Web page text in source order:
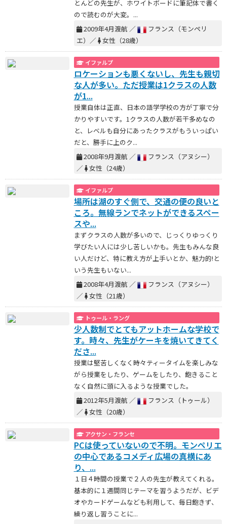
とんどの先生が、ホワイトボードに筆記体で書く
ので読むのが大変。...
2009年4月渡航 ／
フランス（モンペリ
エ）／ 女性（28歳）
イファルプ
ロケーションも悪くないし、先生も親切
な人が多い。ただ授業は1クラスの人数
が1...
授業自体は正直、日本の語学学校の方が丁寧で分
かりやすいです。1クラスの人数が若干多めなの
と、レベルも自分にあったクラスがもういっぱい
だと、勝手に上のク...
2008年9月渡航 ／
フランス（アヌシー）
／ 女性（24歳）
イファルプ
場所は湖のすぐ側で、交通の便の良いと
ころ。無線ランでネットができるスペー
スや...
まずクラスの人数が多いので、じっくりゆっくり
学びたい人には少し苦しいかも。先生もみんな良
い人だけど、特に教え方が上手いとか、魅力的!と
いう先生もいない...
2008年4月渡航 ／
フランス（アヌシー）
／ 女性（21歳）
トゥール・ラング
少人数制でとてもアットホームな学校で
す。時々、先生がケーキを焼いてきてく
ださ...
授業は堅苦しくなく時々ティータイムを楽しみな
がら授業をしたり、ゲームをしたり、飽きること
なく自然に頭に入るような授業でした。
2012年5月渡航 ／
フランス（トゥール）
／ 女性（20歳）
アクサン・フランセ
PCは使っていないので不明。モンペリエ
の中心であるコメディ広場の真横にあ
り、...
１日４時間の授業で２人の先生が教えてくれる。
基本的に１週間同じテーマを習うようだが、ビデ
オやカードゲームなども利用して、毎日飽きず、
繰り返し習うことに...